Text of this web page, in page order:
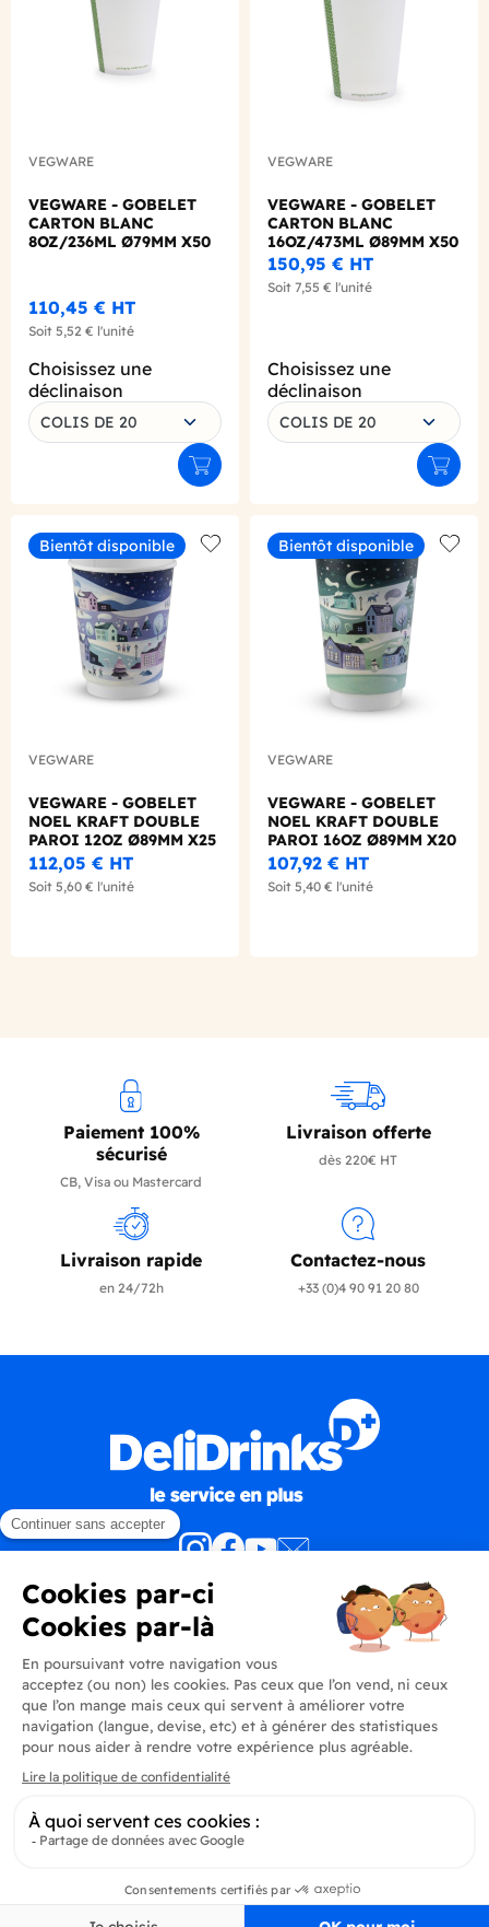
VEGWARE
VEGWARE - GOBELET
CARTON BLANC
8OZ/236ML Ø79MM X50
110,45 € HT
Soit 5,52 € l'unité
Choisissez une
déclinaison
COLIS DE 20
Ajouter au panier
VEGWARE
VEGWARE - GOBELET
CARTON BLANC
16OZ/473ML Ø89MM X50
LOGO REGLEMENTAIRE
150,95 € HT
Soit 7,55 € l'unité
Choisissez une
déclinaison
COLIS DE 20
Bientôt disponible
Add to wishlist
VEGWARE
VEGWARE - GOBELET
NOEL KRAFT DOUBLE
PAROI 12OZ Ø89MM X25
LOGO REGLEMENTAIRE
112,05 € HT
Soit 5,60 € l'unité
Bientôt disponible
VEGWARE
VEGWARE - GOBELET
NOEL KRAFT DOUBLE
PAROI 16OZ Ø89MM X20
LOGO REGLEMENTAIRE
107,92 € HT
Soit 5,40 € l'unité
Paiement 100%
sécurisé
CB, Visa ou Mastercard
Livraison offerte
dès 220€ HT
Livraison rapide
en 24/72h
Contactez-nous
+33 (0)4 90 91 20 80
Produits
En savoir plus
Informations
Inscrivez-vous et soyez au courant de toutes les dernières nouveautés de